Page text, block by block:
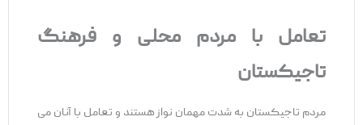
تعامل با مردم محلی و فرهنگ
تاجیکستان
مردم تاجیکستان به شدت مهمان ‌نواز هستند و تعامل با آنان می